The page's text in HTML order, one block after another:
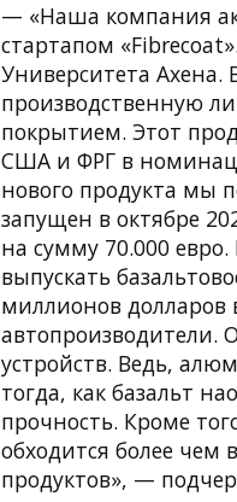
— «Наша компания
стартапом
Университета
производственную
покрытием. Этот
США и ФРГ в
нового продукта мы
запущен в октябре
на сумму 70.000
выпускать
миллионов долларов
автопроизводители.
устройств. Ведь,
тогда, как базальт
прочность. Кроме
обходится более чем
продуктов», —